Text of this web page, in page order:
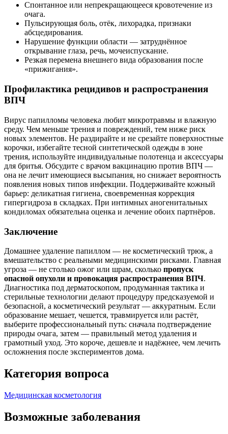
Спонтанное или непрекращающееся кровотечение из
очага.
Пульсирующая боль, отёк, лихорадка, признаки
абсцедирования.
Нарушение функции области — затруднённое
открывание глаза, речь, мочеиспускание.
Резкая перемена внешнего вида образования после
«прижигания».
Профилактика рецидивов и распространения
ВПЧ
Вирус папилломы человека любит микротравмы и влажную
среду. Чем меньше трения и повреждений, тем ниже риск
новых элементов. Не раздирайте и не срезайте поверхностные
корочки, избегайте тесной синтетической одежды в зоне
трения, используйте индивидуальные полотенца и аксессуары
для бритья. Обсудите с врачом вакцинацию против ВПЧ —
она не лечит имеющиеся высыпания, но снижает вероятность
появления новых типов инфекции. Поддерживайте кожный
барьер: деликатная гигиена, своевременная коррекция
гипергидроза в складках. При интимных аногенитальных
кондиломах обязательна оценка и лечение обоих партнёров.
Заключение
Домашнее удаление папиллом — не косметический трюк, а
вмешательство с реальными медицинскими рисками. Главная
угроза — не столько ожог или шрам, сколько пропуск
опасной опухоли и провокация распространения ВПЧ.
Диагностика под дерматоскопом, продуманная тактика и
стерильные технологии делают процедуру предсказуемой и
безопасной, а косметический результат — аккуратным. Если
образование мешает, чешется, травмируется или растёт,
выберите профессиональный путь: сначала подтверждение
природы очага, затем — правильный метод удаления и
грамотный уход. Это короче, дешевле и надёжнее, чем лечить
осложнения после экспериментов дома.
Категория вопроса
Медицинская косметология
Возможные заболевания